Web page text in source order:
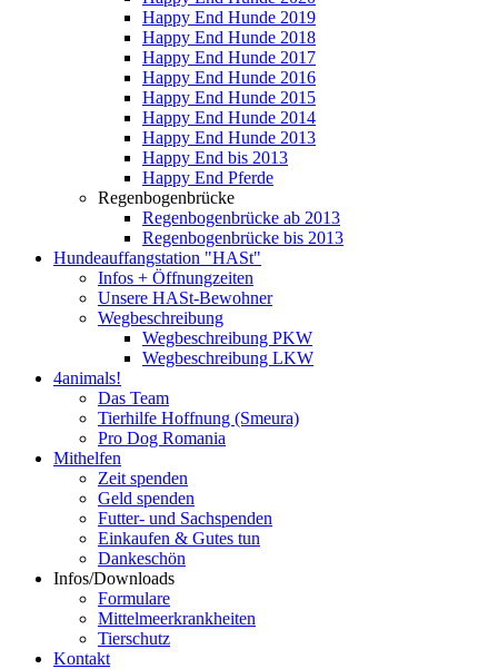
Happy End Hunde 2019
Happy End Hunde 2018
Happy End Hunde 2017
Happy End Hunde 2016
Happy End Hunde 2015
Happy End Hunde 2014
Happy End Hunde 2013
Happy End bis 2013
Happy End Pferde
Regenbogenbrücke
Regenbogenbrücke ab 2013
Regenbogenbrücke bis 2013
Hundeauffangstation "HASt"
Infos + Öffnungzeiten
Unsere HASt-Bewohner
Wegbeschreibung
Wegbeschreibung PKW
Wegbeschreibung LKW
4animals!
Das Team
Tierhilfe Hoffnung (Smeura)
Pro Dog Romania
Mithelfen
Zeit spenden
Geld spenden
Futter- und Sachspenden
Einkaufen & Gutes tun
Dankeschön
Infos/Downloads
Formulare
Mittelmeerkrankheiten
Tierschutz
Kontakt